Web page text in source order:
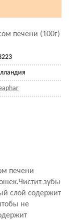
печени (100г)
печени
зубы
слой содержит
не